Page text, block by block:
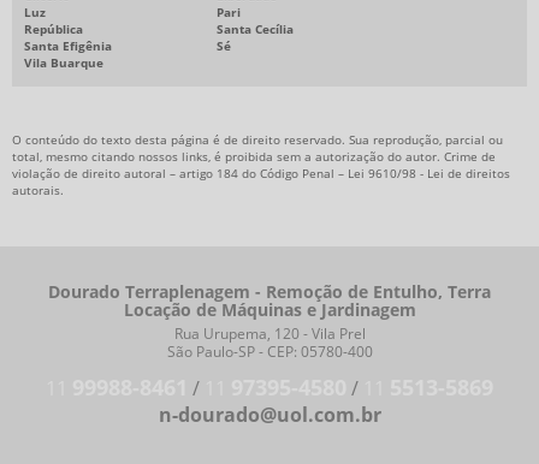
Luz
Pari
República
Santa Cecília
Santa Efigênia
Sé
Vila Buarque
O conteúdo do texto desta página é de direito reservado. Sua reprodução, parcial ou
total, mesmo citando nossos links, é proibida sem a autorização do autor. Crime de
violação de direito autoral – artigo 184 do Código Penal – Lei 9610/98 - Lei de direitos
autorais.
Dourado Terraplenagem - Remoção de Entulho, Terra
Locação de Máquinas e Jardinagem
Rua Urupema, 120 - Vila Prel
São Paulo-SP - CEP: 05780-400
/ /
n-dourado@uol.com.br